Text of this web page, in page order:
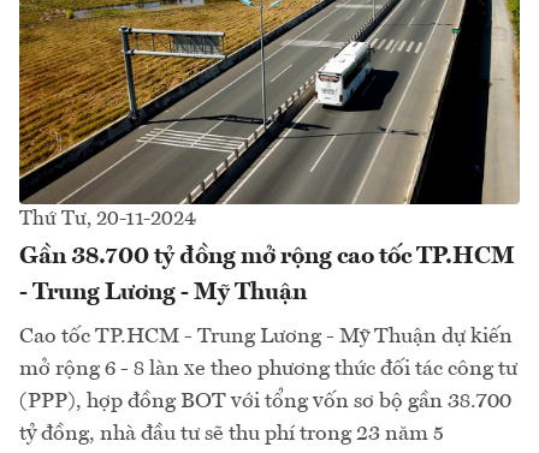
Thứ Tư, 20-11-2024
Gần 38.700 tỷ đồng mở rộng cao tốc TP.HCM
- Trung Lương - Mỹ Thuận
Cao tốc TP.HCM - Trung Lương - Mỹ Thuận dự kiến
mở rộng 6 - 8 làn xe theo phương thức đối tác công tư
(PPP), hợp đồng BOT với tổng vốn sơ bộ gần 38.700
tỷ đồng, nhà đầu tư sẽ thu phí trong 23 năm 5